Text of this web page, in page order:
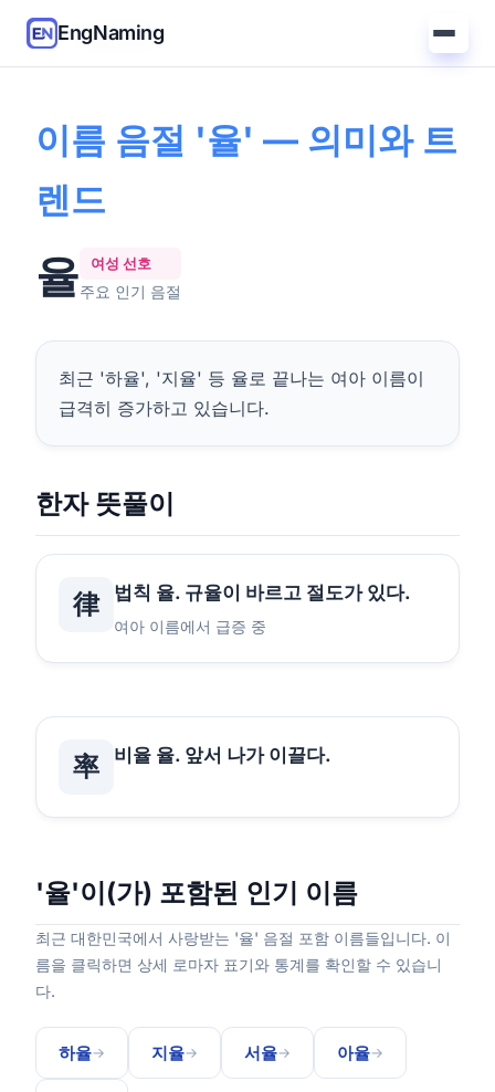
EngNaming
홈/가이드/'율' 의미
이름 음절 '율' — 의미와 트
렌드
율 여성 선호
주요 인기 음절
최근 '하율', '지율' 등 율로 끝나는 여아 이름이
급격히 증가하고 있습니다.
한자 뜻풀이
律 법칙 율. 규율이 바르고 절도가 있다.
여아 이름에서 급증 중
率 비율 율. 앞서 나가 이끌다.
'율'이(가) 포함된 인기 이름
최근 대한민국에서 사랑받는 '율' 음절 포함 이름들입니다. 이
름을 클릭하면 상세 로마자 표기와 통계를 확인할 수 있습니
다.
하율→ 지율→ 서율→ 아율→